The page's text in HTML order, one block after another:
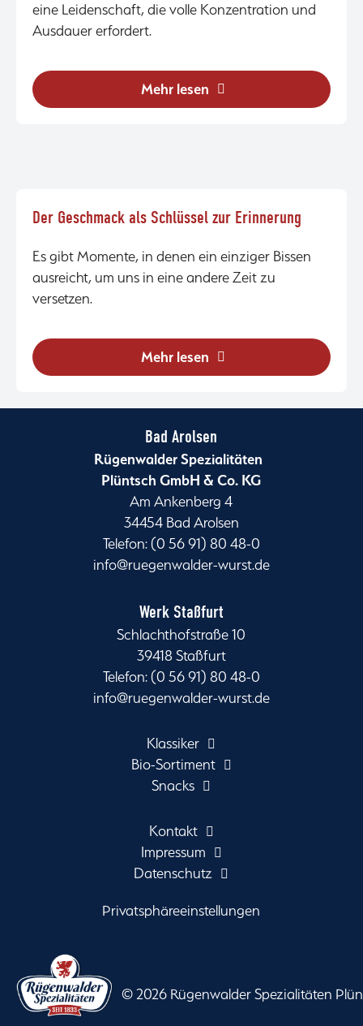
Der Geschmack als Schlüssel zur Erinnerung
Es gibt Momente, in denen ein einziger Bissen
ausreicht, um uns in eine andere Zeit zu
versetzen.
Mehr lesen
eine Leidenschaft, die volle Konzentration und
Ausdauer erfordert.
Mehr lesen
Bad Arolsen
Rügenwalder Spezialitäten
Plüntsch GmbH & Co. KG
Am Ankenberg 4
34454 Bad Arolsen
Telefon: (0 56 91) 80 48-0
info@ruegenwalder-wurst.de
Werk Staßfurt
Schlachthofstraße 10
39418 Staßfurt
Telefon: (0 56 91) 80 48-0
info@ruegenwalder-wurst.de
Klassiker
Bio-Sortiment
Snacks
Kontakt
Impressum
Datenschutz
Privatsphäreeinstellungen
©2026 Rügenwalder Spezialitäten